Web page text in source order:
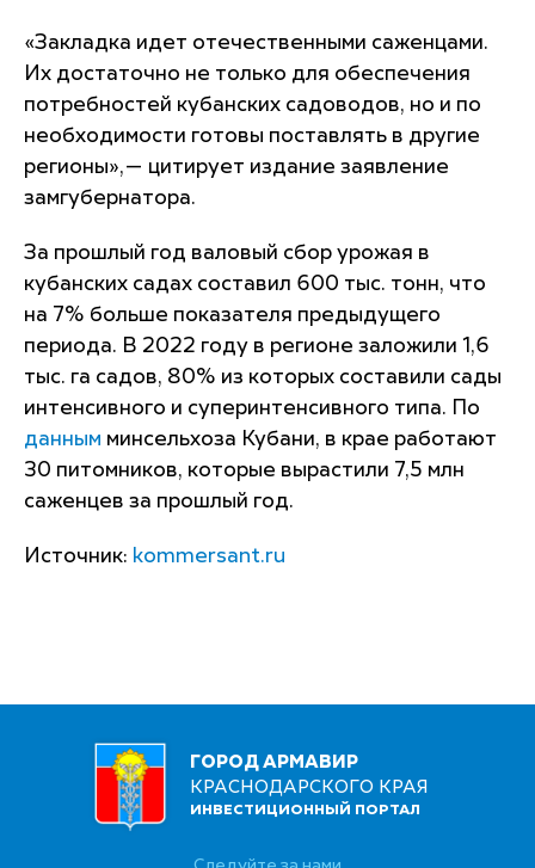
«Закладка идет отечественными саженцами.
Их достаточно не только для обеспечения
потребностей кубанских садоводов, но и по
необходимости готовы поставлять в другие
регионы»,— цитирует издание заявление
замгубернатора.
За прошлый год валовый сбор урожая в
кубанских садах составил 600 тыс. тонн, что
на 7% больше показателя предыдущего
периода. В 2022 году в регионе заложили 1,6
тыс. га садов, 80% из которых составили сады
интенсивного и суперинтенсивного типа. По
данным минсельхоза Кубани, в крае работают
30 питомников, которые вырастили 7,5 млн
саженцев за прошлый год.
Источник: kommersant.ru
ГОРОД АРМАВИР
КРАСНОДАРСКОГО КРАЯ
ИНВЕСТИЦИОННЫЙ ПОРТАЛ